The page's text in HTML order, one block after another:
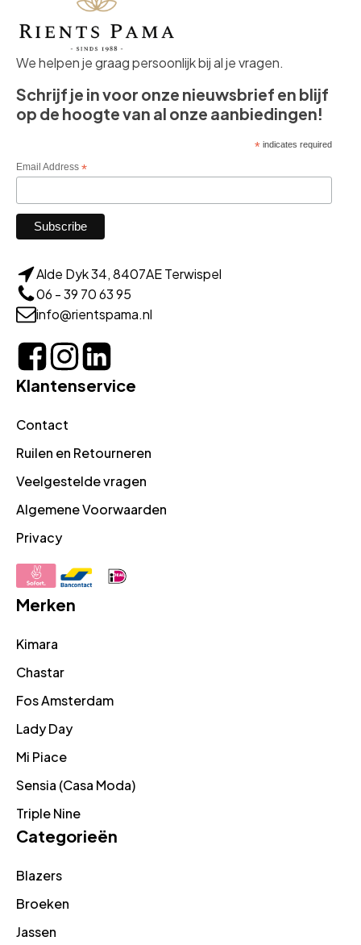
We helpen je graag persoonlijk bij al je vragen.
Schrijf je in voor onze nieuwsbrief en blijf
op de hoogte van al onze aanbiedingen!
*indicates required
Email Address *
Alde Dyk 34, 8407AE Terwispel
06 - 39 70 63 95
info@rientspama.nl
Klantenservice
Contact
Ruilen en Retourneren
Veelgestelde vragen
Algemene Voorwaarden
Privacy
Merken
Kimara
Chastar
Fos Amsterdam
Lady Day
Mi Piace
Sensia (Casa Moda)
Triple Nine
Categorieën
Blazers
Broeken
Jassen